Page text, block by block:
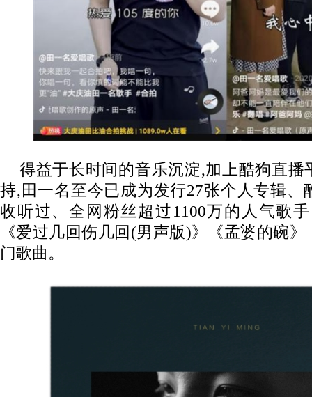
得益于长时间的音乐沉淀,加上酷狗直播
持,田一名至今已成为发行27张个人专辑、
收听过、全网粉丝超过1100万的人气歌
《爱过几回伤几回(男声版)》《孟婆的碗
门歌曲。